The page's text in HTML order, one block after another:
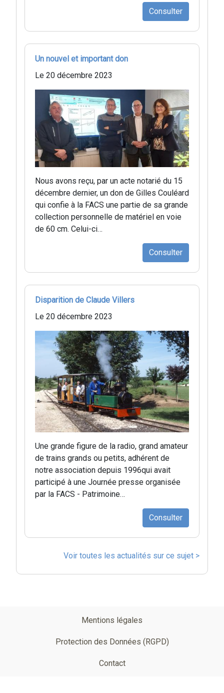
Consulter
Un nouvel et important don
Le 20 décembre 2023
Nous avons reçu, par un acte notarié du 15
décembre dernier, un don de Gilles Couléard
qui confie à la FACS une partie de sa grande
collection personnelle de matériel en voie
de 60 cm. Celui-ci…
Consulter
Disparition de Claude Villers
Le 20 décembre 2023
Une grande figure de la radio, grand amateur
de trains grands ou petits, adhérent de
notre association depuis 1996qui avait
participé à une Journée presse organisée
par la FACS - Patrimoine…
Consulter
Voir toutes les actualités sur ce sujet >
Mentions légales
Protection des Données (RGPD)
Contact